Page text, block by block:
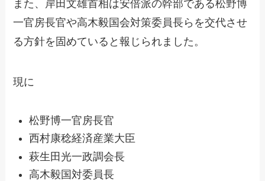
また、岸田文雄首相は安倍派の幹部である松野博
一官房長官や高木毅国会対策委員長らを交代させ
る方針を固めていると報じられました。
現に
松野博一官房長官
西村康稔経済産業大臣
萩生田光一政調会長
高木毅国対委員長